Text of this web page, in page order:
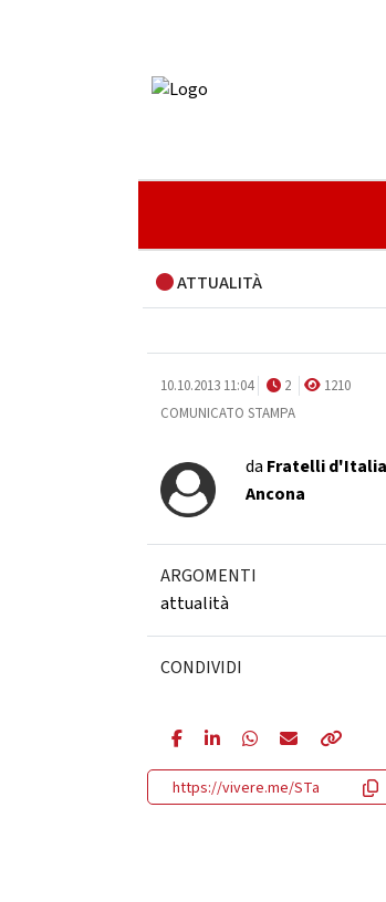
ATTUALITÀ
10.10.2013 11:04 2
1210
COMUNICATO STAMPA
da Fratelli d'Italia
Ancona
ARGOMENTI
attualità
CONDIVIDI
https://vivere.me/STa